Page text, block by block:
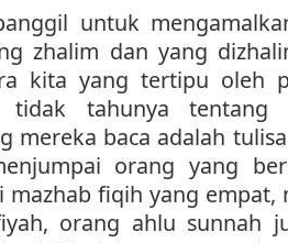
untuk
zhalim dan yang
kita yang tertipu oleh
tidak tahunya tentang
mereka baca adalah
orang yang
mazhab fiqih yang empat,
orang ahlu sunnah